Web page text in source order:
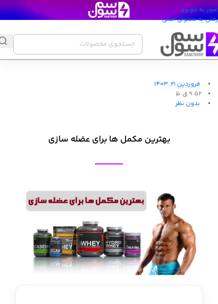
عبور به ناوبری
رفتن به محتوای اصلی
فروردین 21, 1403
9:52 ق.ظ
بدون نظر
بهترین مکمل ها برای عضله سازی